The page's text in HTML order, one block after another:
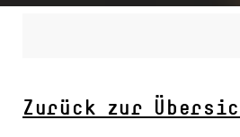
Zurück zur